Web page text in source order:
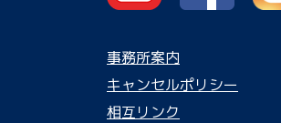
事務所案内
キャンセルポリシー
相互リンク